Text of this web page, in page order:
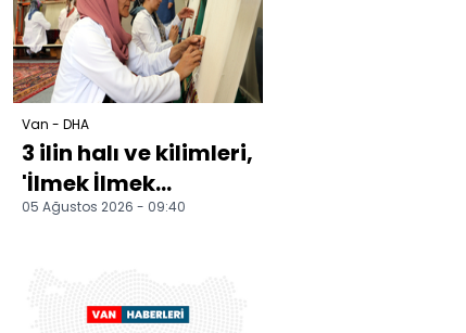
Van - DHA
3 ilin halı ve kilimleri,
'İlmek İlmek
Anadolu' projesi ile
05 Ağustos 2026 - 09:40